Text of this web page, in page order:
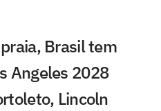
Brasil tem
Angeles 2028
Lincoln